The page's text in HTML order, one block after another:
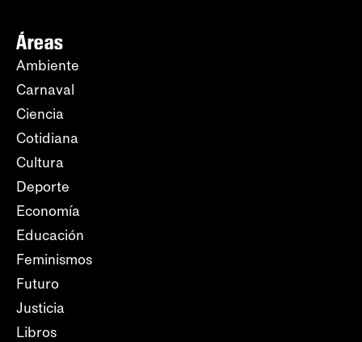
Áreas
Ambiente
Carnaval
Ciencia
Cotidiana
Cultura
Deporte
Economía
Educación
Feminismos
Futuro
Justicia
Libros